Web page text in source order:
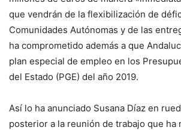
que vendrán de la flexibilización de
Comunidades Autónomas y de las
ha comprometido además a que
plan especial de empleo en los
del Estado (PGE) del año 2019.
Así lo ha anunciado Susana Díaz en
posterior a la reunión de trabajo que ha